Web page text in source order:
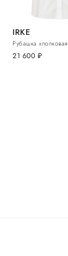
IRKE
Рубашка хлопковая
21 600 руб.